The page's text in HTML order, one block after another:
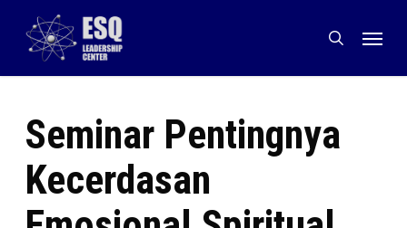
content
search
Menu
Seminar Pentingnya
Kecerdasan